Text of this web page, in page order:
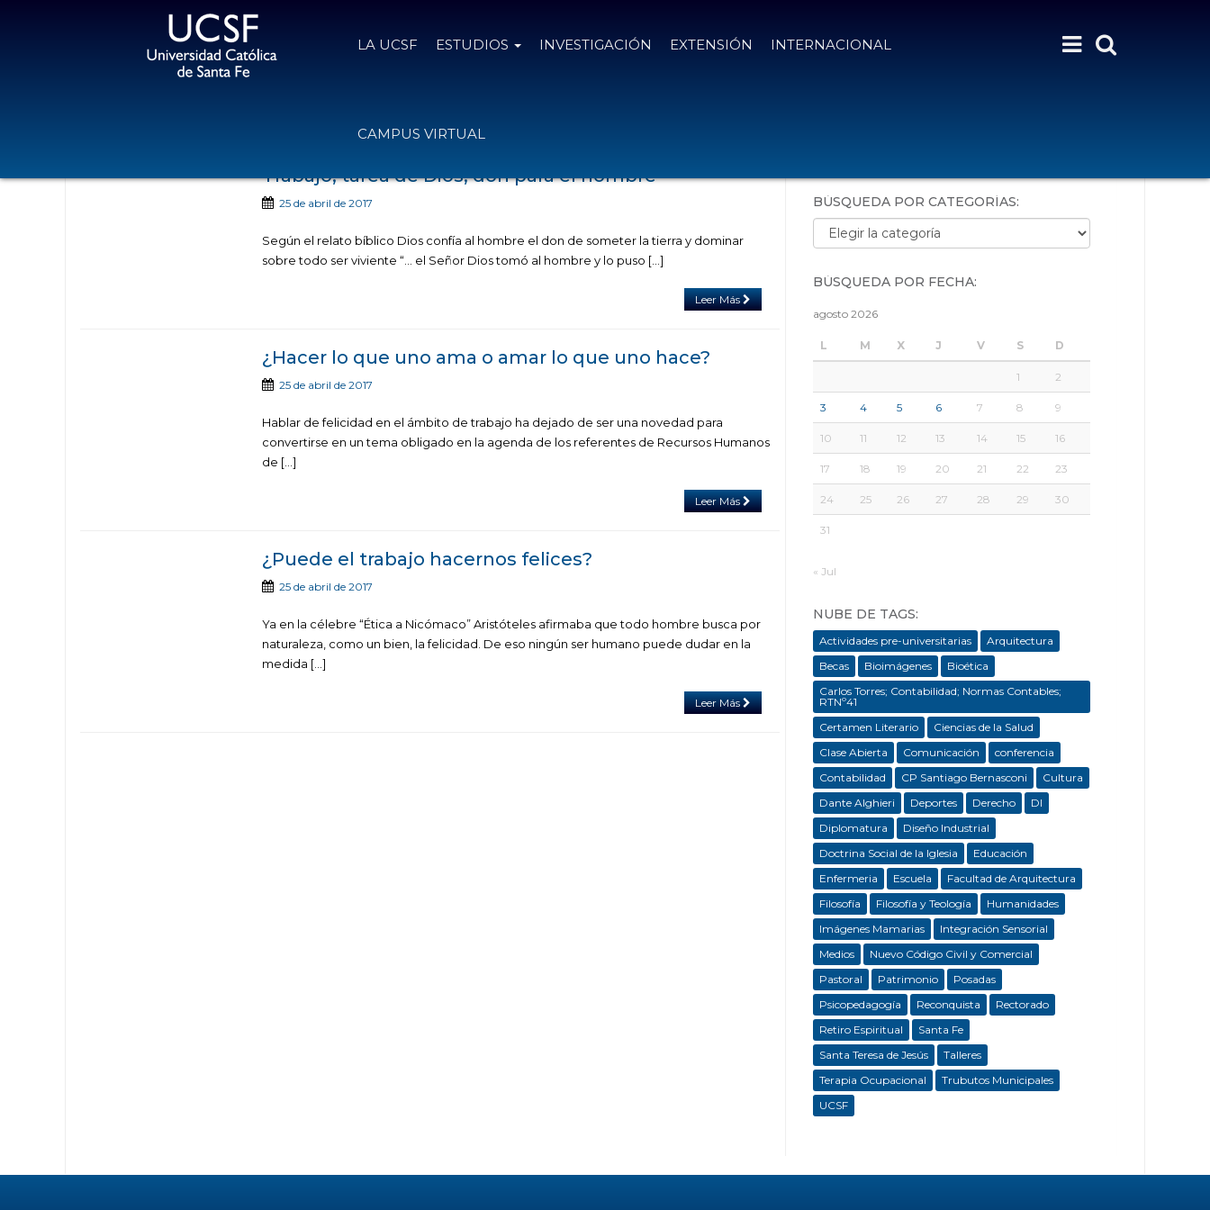
LA UCSF ESTUDIOS INVESTIGACIÓN EXTENSIÓN INTERNACIONAL
CAMPUS VIRTUAL
Trabajo, tarea de Dios, don para el hombre
25 de abril de 2017
Según el relato bíblico Dios confía al hombre el don de someter la tierra y dominar
sobre todo ser viviente “… el Señor Dios tomó al hombre y lo puso […]
Leer Más
¿Hacer lo que uno ama o amar lo que uno hace?
25 de abril de 2017
Hablar de felicidad en el ámbito de trabajo ha dejado de ser una novedad para
convertirse en un tema obligado en la agenda de los referentes de Recursos Humanos
de […]
Leer Más
¿Puede el trabajo hacernos felices?
25 de abril de 2017
Ya en la célebre “Ética a Nicómaco” Aristóteles afirmaba que todo hombre busca por
naturaleza, como un bien, la felicidad. De eso ningún ser humano puede dudar en la
medida […]
Leer Más
BÚSQUEDA POR CATEGORÍAS:
Búsqueda por categorías:
BÚSQUEDA POR FECHA:
agosto 2026
L M X J V S D
1 2
3 4 5 6 7 8 9
10 11 12 13 14 15 16
17 18 19 20 21 22 23
24 25 26 27 28 29 30
31
« Jul
NUBE DE TAGS:
Actividades pre-universitarias
Arquitectura
Becas
Bioimágenes
Bioética
Carlos Torres; Contabilidad; Normas Contables;
RTNº41
Certamen Literario
Ciencias de la Salud
Clase Abierta
Comunicación
conferencia
Contabilidad
CP Santiago Bernasconi
Cultura
Dante Alghieri
Deportes Derecho
DI
Diplomatura
Diseño Industrial
Doctrina Social de la Iglesia
Educación
Enfermeria
Escuela
Facultad de Arquitectura
Filosofía
Filosofía y Teología
Humanidades
Imágenes Mamarias
Integración Sensorial
Medios
Nuevo Código Civil y Comercial
Pastoral
Patrimonio
Posadas
Psicopedagogía
Reconquista
Rectorado
Retiro Espiritual
Santa Fe
Santa Teresa de Jesús
Talleres
Terapia Ocupacional
Trubutos Municipales
UCSF